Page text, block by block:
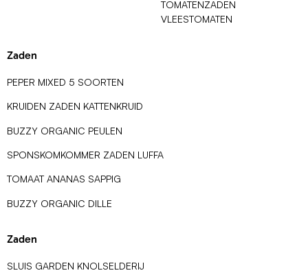
TOMATENZADEN
VLEESTOMATEN
Zaden
PEPER MIXED 5 SOORTEN
KRUIDEN ZADEN KATTENKRUID
BUZZY ORGANIC PEULEN
SPONSKOMKOMMER ZADEN LUFFA
TOMAAT ANANAS SAPPIG
BUZZY ORGANIC DILLE
Zaden
SLUIS GARDEN KNOLSELDERIJ